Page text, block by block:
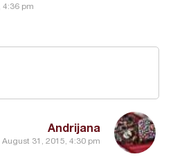
4:36 pm
Andrijana
August 31, 2015, 4:30 pm